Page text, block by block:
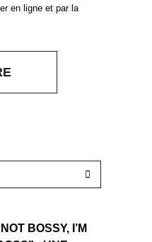
en ligne et par la
BOSSY, I’M